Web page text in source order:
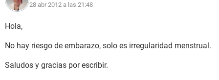
28 abr 2012 a las 21:48
Hola,
No hay riesgo de embarazo, solo es irregularidad menstrual.
Saludos y gracias por escribir.